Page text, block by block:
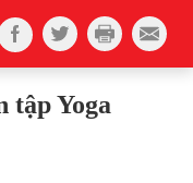
tập Yoga